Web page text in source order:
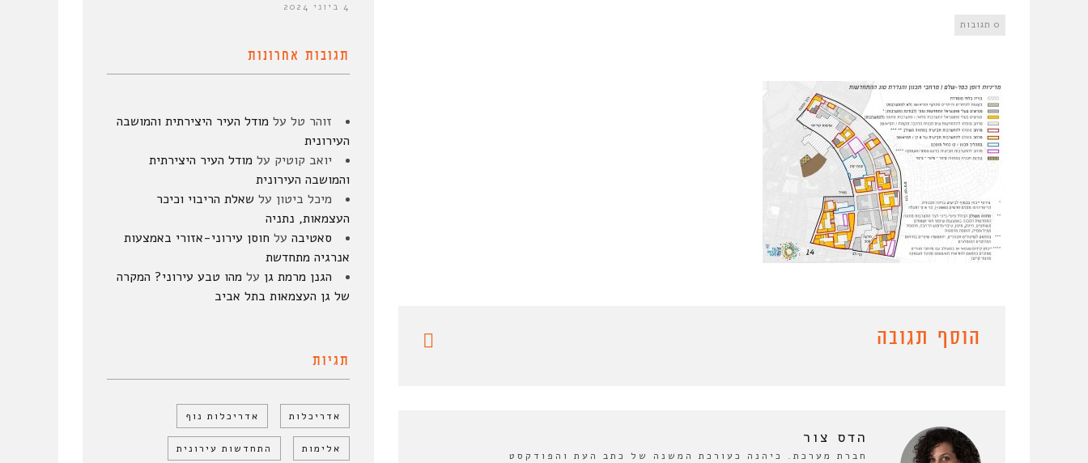
0 תגובות
הוסף תגובה
הדס צור
חברת מערכת. כיהנה כעורכת המשנה של כתב העת והפודקסט
4 ביוני 2024
תגובות אחרונות
זוהר טל על מודל העיר היצירתית והמושבה
העירונית
יואב קוטיק על מודל העיר היצירתית
והמושבה העירונית
מיכל ביטון על שאלת הריבוי וכיכר
העצמאות, נתניה
סאטיבה על חוסן עירוני-אזורי באמצעות
אנרגיה מתחדשת
הגנן מרמת גן על מהו טבע עירוני? המקרה
של גן העצמאות בתל אביב
תגיות
אדריכלות אדריכלות נוף
אלימות התחדשות עירונית